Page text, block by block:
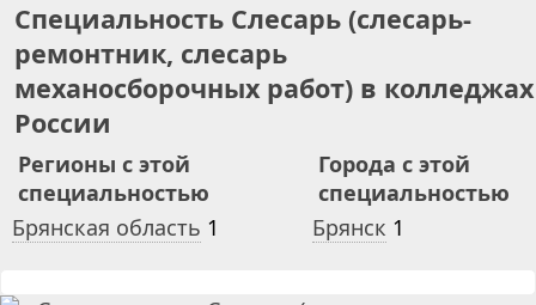
Специальность Слесарь (слесарь-
ремонтник, слесарь
механосборочных работ) в колледжах
России
Регионы с этой
специальностью
Брянская область 1
Города с этой
специальностью
Брянск 1